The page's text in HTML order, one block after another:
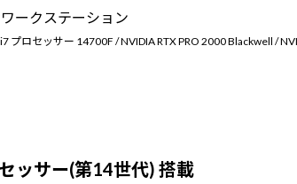
ークステーション
プロセッサー 14700F / NVIDIA RTX PRO 2000 Blackwell /
ッサー(第14世代) 搭載